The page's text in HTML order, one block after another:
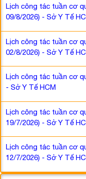
Lịch công tác tuần cơ
09/8/2026) - Sở Y Tế
Lịch công tác tuần cơ
02/8/2026) - Sở Y Tế
Lịch công tác tuần cơ
- Sở Y Tế HCM
Lịch công tác tuần cơ
19/7/2026) - Sở Y Tế
Lịch công tác tuần cơ
12/7/2026) - Sở Y Tế